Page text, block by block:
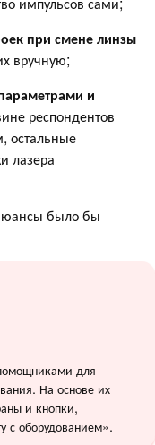
при смене линзы
вручную;
и
респондентов
остальные
лазера
было бы
для
На основе их
и кнопки,
с оборудованием».